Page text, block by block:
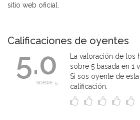
sitio web oficial.
Calificaciones de oyentes
5.0
SOBRE 5
La valoración de los
sobre 5 basada en 1
Si sos oyente de
calificación.